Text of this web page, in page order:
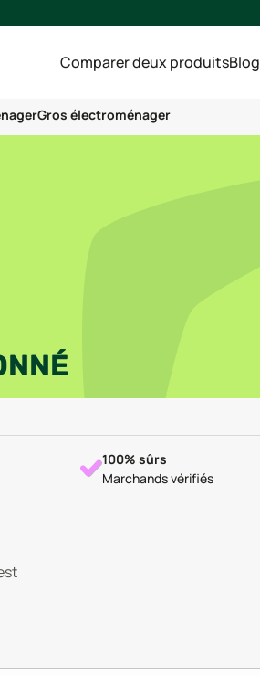
Comparer deux produitsBlog
Gros électroménager
100% sûrs
Marchands vérifiés